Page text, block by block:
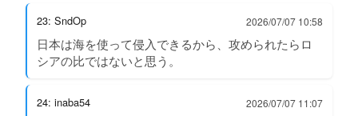
23: SndOp 2026/07/07 10:58
日本は海を使って侵入できるから、攻められたらロ
シアの比ではないと思う。
24: inaba54 2026/07/07 11:07